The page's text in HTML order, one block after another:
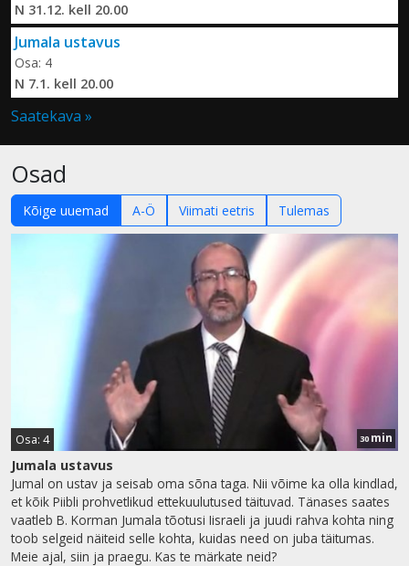
N 31.12. kell 20.00
Jumala ustavus
Osa: 4
N 7.1. kell 20.00
Saatekava »
Osad
Kõige uuemad A-Ö Viimati eetris Tulemas
Osa: 4 30 min
Jumala ustavus
Jumal on ustav ja seisab oma sõna taga. Nii võime ka olla kindlad,
et kõik Piibli prohvetlikud ettekuulutused täituvad. Tänases saates
vaatleb B. Korman Jumala tõotusi Iisraeli ja juudi rahva kohta ning
toob selgeid näiteid selle kohta, kuidas need on juba täitumas.
Meie ajal, siin ja praegu. Kas te märkate neid?